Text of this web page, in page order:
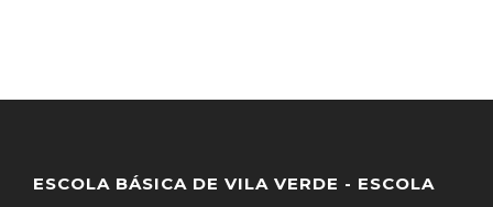
ESCOLA BÁSICA DE VILA VERDE - ESCOLA